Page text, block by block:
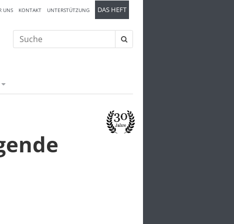
UNS KONTAKT UNTERSTÜTZUNG DAS HEFT
Suche
nach: